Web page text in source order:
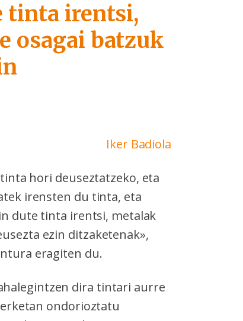
tinta irentsi,
osagai batzuk
Iker Badiola
hori deuseztatzeko, eta
irensten du tinta, eta
dute tinta irentsi, metalak
ezin ditzaketenak»,
eragiten du.
dira tintari aurre
ondorioztatu